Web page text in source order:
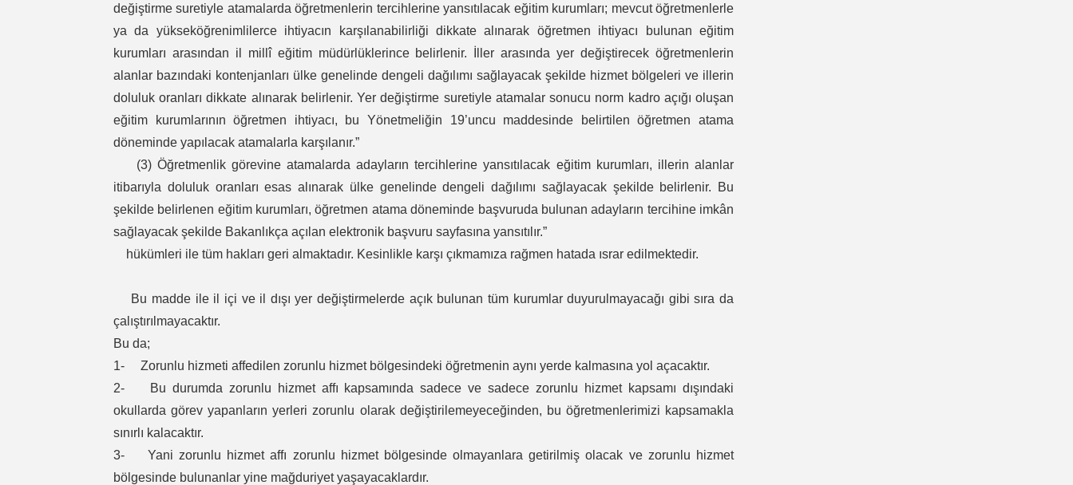
değiştirme suretiyle atamalarda öğretmenlerin tercihlerine yansıtılacak eğitim kurumları; mevcut öğretmenlerle
ya da yükseköğrenimlilerce ihtiyacın karşılanabilirliği dikkate alınarak öğretmen ihtiyacı bulunan eğitim
kurumları arasından il millî eğitim müdürlüklerince belirlenir. İller arasında yer değiştirecek öğretmenlerin
alanlar bazındaki kontenjanları ülke genelinde dengeli dağılımı sağlayacak şekilde hizmet bölgeleri ve illerin
doluluk oranları dikkate alınarak belirlenir. Yer değiştirme suretiyle atamalar sonucu norm kadro açığı oluşan
eğitim kurumlarının öğretmen ihtiyacı, bu Yönetmeliğin 19’uncu maddesinde belirtilen öğretmen atama
döneminde yapılacak atamalarla karşılanır.”
(3) Öğretmenlik görevine atamalarda adayların tercihlerine yansıtılacak eğitim kurumları, illerin alanlar
itibarıyla doluluk oranları esas alınarak ülke genelinde dengeli dağılımı sağlayacak şekilde belirlenir. Bu
şekilde belirlenen eğitim kurumları, öğretmen atama döneminde başvuruda bulunan adayların tercihine imkân
sağlayacak şekilde Bakanlıkça açılan elektronik başvuru sayfasına yansıtılır.”
hükümleri ile tüm hakları geri almaktadır. Kesinlikle karşı çıkmamıza rağmen hatada ısrar edilmektedir.
Bu madde ile il içi ve il dışı yer değiştirmelerde açık bulunan tüm kurumlar duyurulmayacağı gibi sıra da
çalıştırılmayacaktır.
Bu da;
1- Zorunlu hizmeti affedilen zorunlu hizmet bölgesindeki öğretmenin aynı yerde kalmasına yol açacaktır.
2- Bu durumda zorunlu hizmet affı kapsamında sadece ve sadece zorunlu hizmet kapsamı dışındaki
okullarda görev yapanların yerleri zorunlu olarak değiştirilemeyeceğinden, bu öğretmenlerimizi kapsamakla
sınırlı kalacaktır.
3- Yani zorunlu hizmet affı zorunlu hizmet bölgesinde olmayanlara getirilmiş olacak ve zorunlu hizmet
bölgesinde bulunanlar yine mağduriyet yaşayacaklardır.